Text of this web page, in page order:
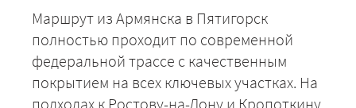
Маршрут из Армянска в Пятигорск
полностью проходит по современной
федеральной трассе с качественным
покрытием на всех ключевых участках. На
подходах к Ростову-на-Дону и Кропоткину